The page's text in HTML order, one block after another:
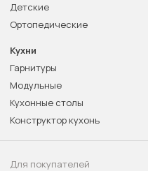
Детские
Ортопедические
Кухни
Гарнитуры
Модульные
Кухонные столы
Конструктор кухонь
Для покупателей